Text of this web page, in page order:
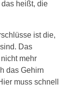
heißt, die
ist die,
Das
mehr
das Gehirn
muss schnell